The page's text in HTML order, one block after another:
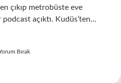
çıkıp metrobüste eve
açıktı. Kudüs’ten…
Bırak